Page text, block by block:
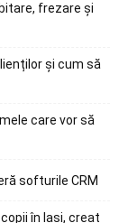
frezare și
și cum să
care vor să
softurile CRM
în Iași, creat